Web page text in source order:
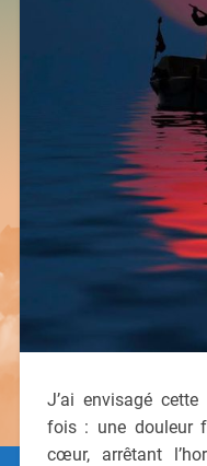
J’ai envisagé
fois : une douleur
cœur, arrêtant